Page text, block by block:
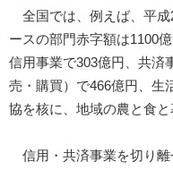
全国では、例えば、平成
ースの部門赤字額は1100
信用事業で303億円、共済
売・購買）で466億円、生
協を核に、地域の農と食と
信用・共済事業を切り離